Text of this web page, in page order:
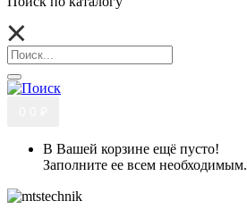
В Вашей корзине ещё пусто!
Заполните ее всем необходимым.